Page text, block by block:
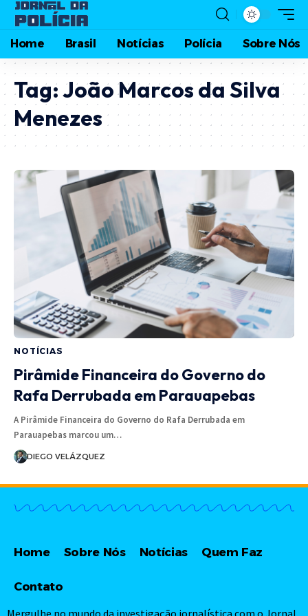
Home Brasil Notícias Polícia Sobre Nós
Tag:João Marcos da Silva
Menezes
NOTÍCIAS
Pirâmide Financeira do Governo do
Rafa Derrubada em Parauapebas
A Pirâmide Financeira do Governo do Rafa Derrubada em
Parauapebas marcou um…
DIEGO VELÁZQUEZ
Home Sobre Nós Notícias Quem Faz
Contato
Mergulhe no mundo da investigação jornalística com o Jornal